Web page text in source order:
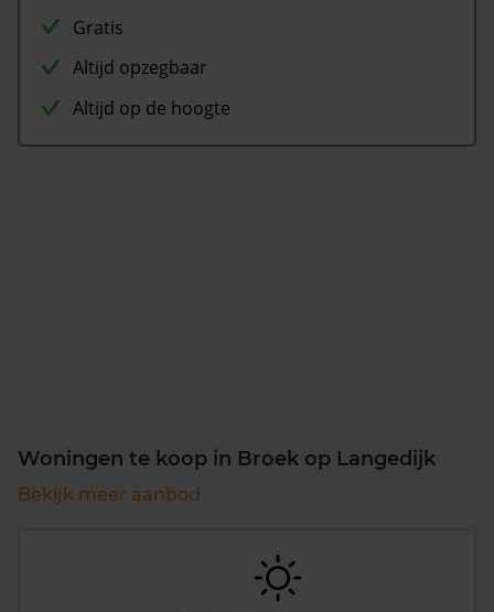
Gratis
Altijd opzegbaar
Altijd op de hoogte
Woningen te koop in Broek op Langedijk
Bekijk meer aanbod